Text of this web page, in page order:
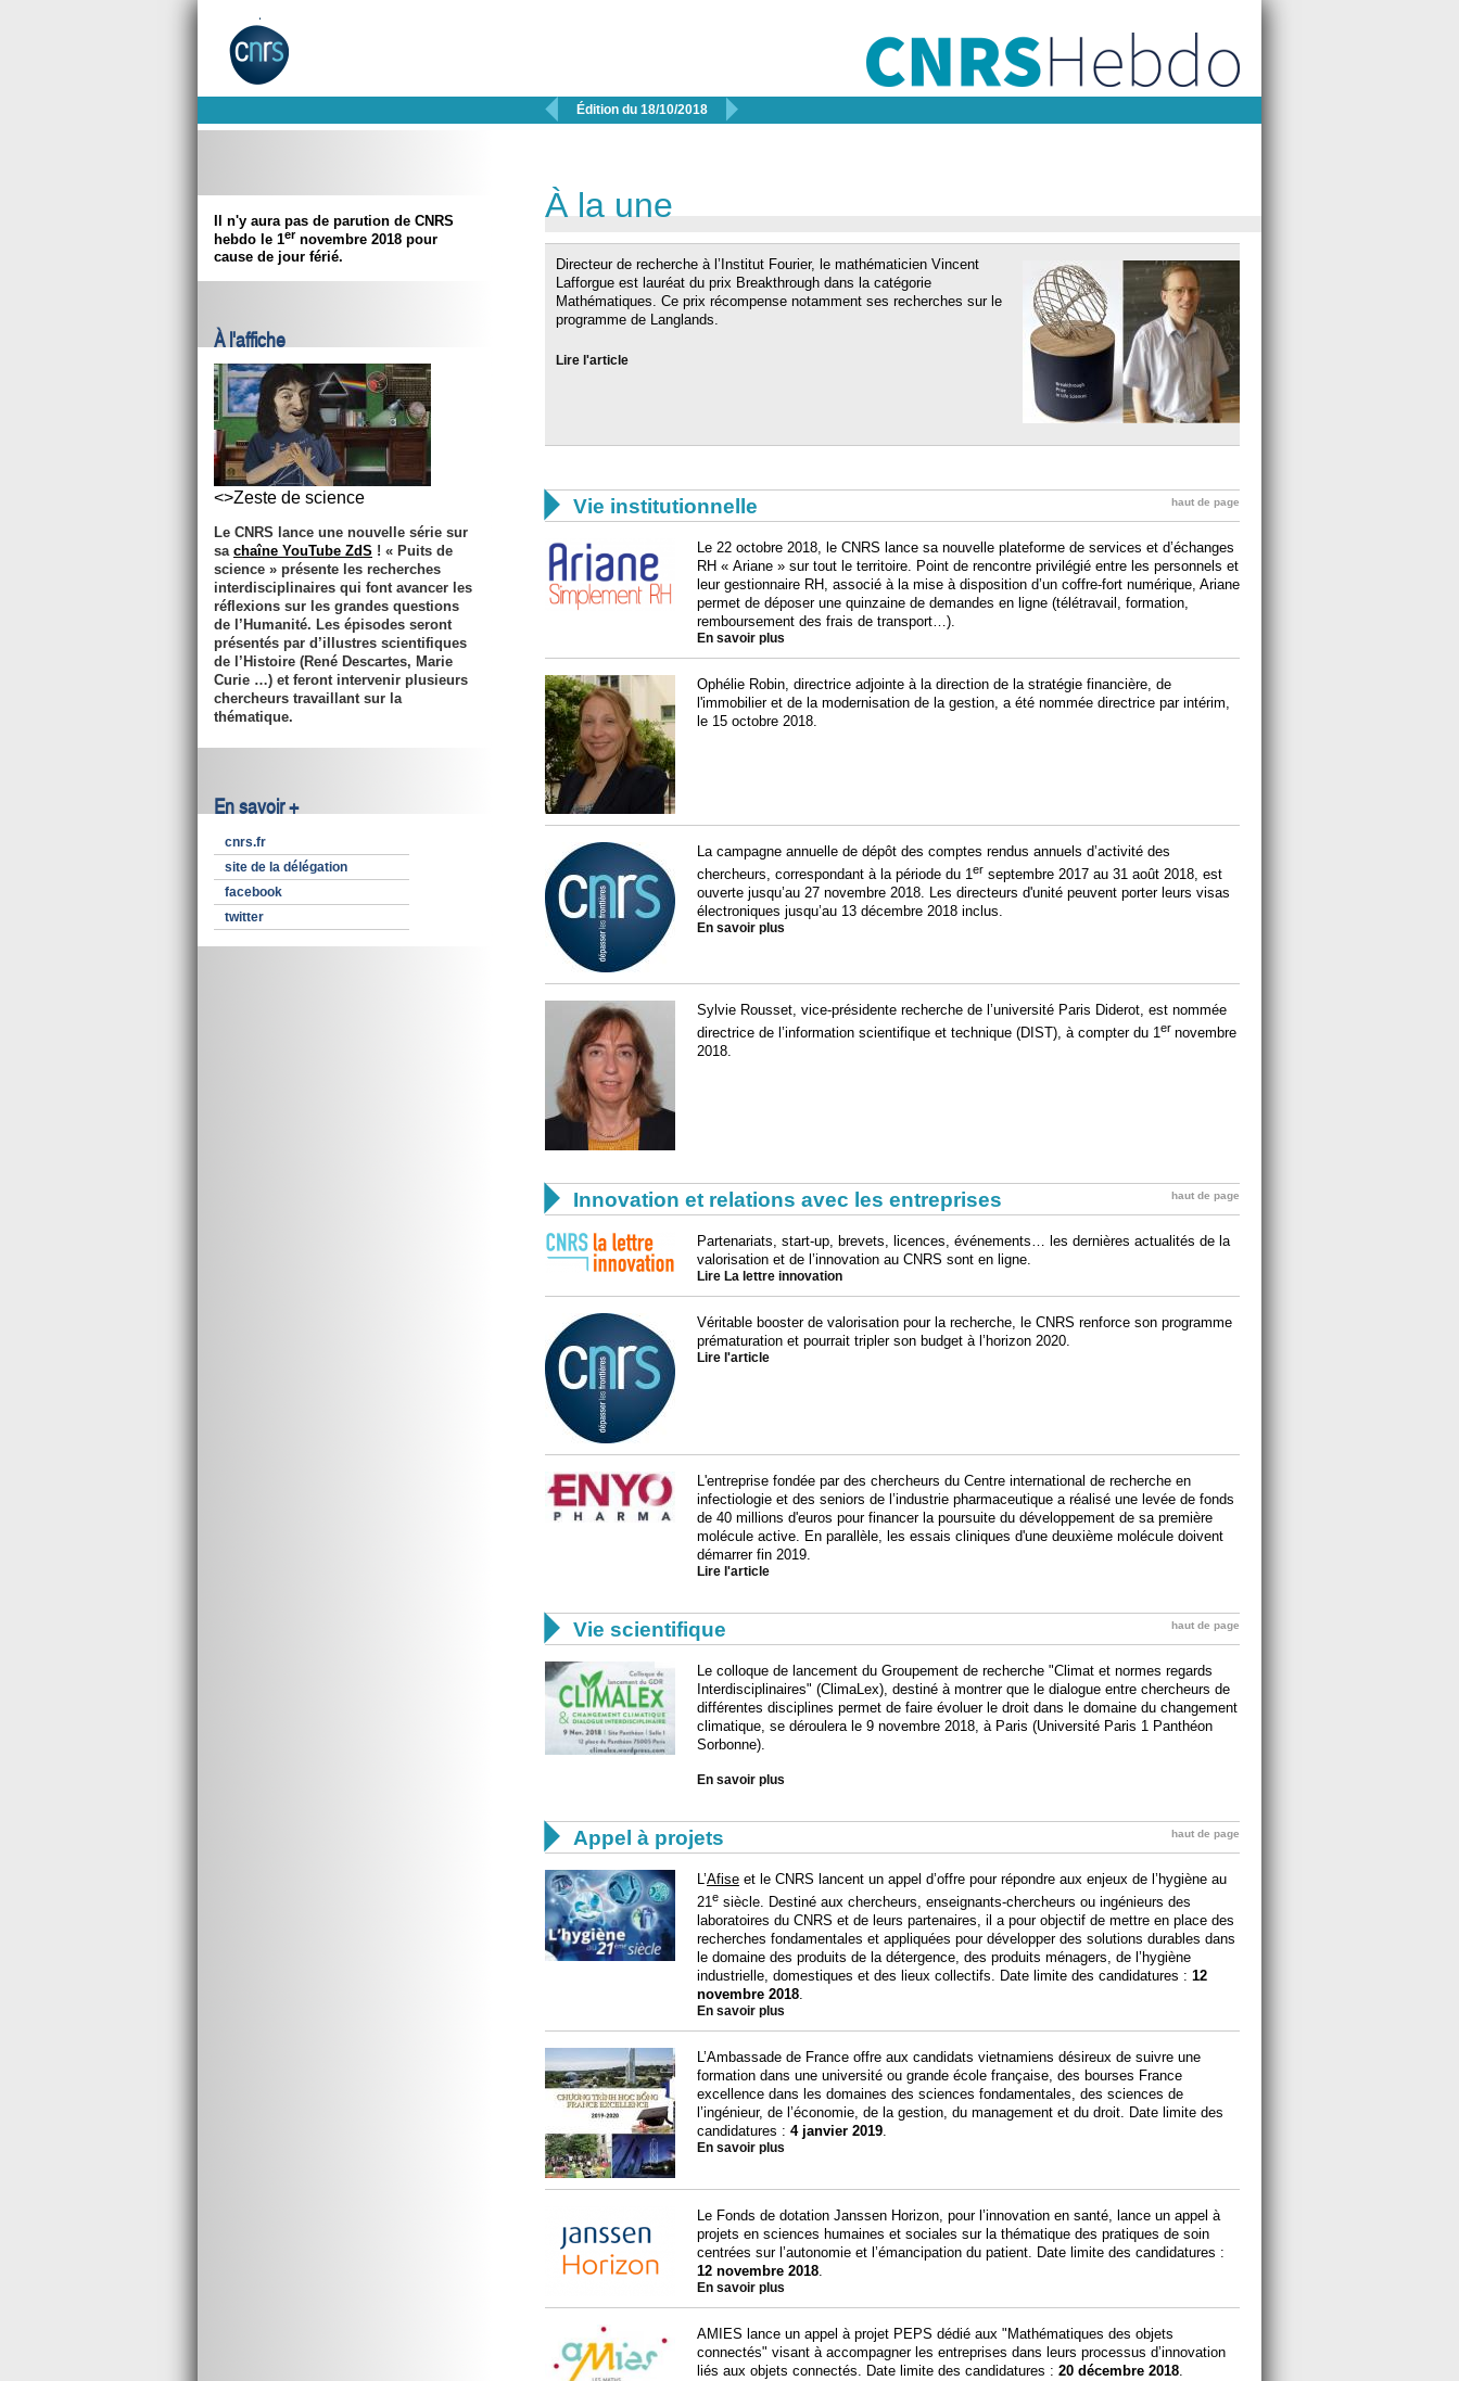
 Édition du 18/10/2018 
Il n'y aura pas de parution de CNRS
hebdo le 1er novembre 2018 pour
cause de jour férié.
À l'affiche
<>Zeste de science
Le CNRS lance une nouvelle série sur
sa chaîne YouTube ZdS ! « Puits de
science » présente les recherches
interdisciplinaires qui font avancer les
réflexions sur les grandes questions
de l’Humanité. Les épisodes seront
présentés par d’illustres scientifiques
de l’Histoire (René Descartes, Marie
Curie …) et feront intervenir plusieurs
chercheurs travaillant sur la
thématique.
En savoir +
cnrs.fr
site de la délégation
facebook
twitter
À la une
Directeur de recherche à l’Institut Fourier, le mathématicien Vincent
Lafforgue est lauréat du prix Breakthrough dans la catégorie
Mathématiques. Ce prix récompense notamment ses recherches sur le
programme de Langlands.
Lire l'article
 Vie institutionnelle haut de page
Le 22 octobre 2018, le CNRS lance sa nouvelle plateforme de services et d’échanges
RH « Ariane » sur tout le territoire. Point de rencontre privilégié entre les personnels et
leur gestionnaire RH, associé à la mise à disposition d’un coffre-fort numérique, Ariane
permet de déposer une quinzaine de demandes en ligne (télétravail, formation,
remboursement des frais de transport…).
En savoir plus
Ophélie Robin, directrice adjointe à la direction de la stratégie financière, de
l'immobilier et de la modernisation de la gestion, a été nommée directrice par intérim,
le 15 octobre 2018.
La campagne annuelle de dépôt des comptes rendus annuels d’activité des
chercheurs, correspondant à la période du 1er septembre 2017 au 31 août 2018, est
ouverte jusqu’au 27 novembre 2018. Les directeurs d'unité peuvent porter leurs visas
électroniques jusqu’au 13 décembre 2018 inclus.
En savoir plus
Sylvie Rousset, vice-présidente recherche de l’université Paris Diderot, est nommée
directrice de l’information scientifique et technique (DIST), à compter du 1er novembre
2018.
 Innovation et relations avec les entreprises haut de page
Partenariats, start-up, brevets, licences, événements… les dernières actualités de la
valorisation et de l’innovation au CNRS sont en ligne.
Lire La lettre innovation
Véritable booster de valorisation pour la recherche, le CNRS renforce son programme
prématuration et pourrait tripler son budget à l’horizon 2020.
Lire l'article
L'entreprise fondée par des chercheurs du Centre international de recherche en
infectiologie et des seniors de l’industrie pharmaceutique a réalisé une levée de fonds
de 40 millions d'euros pour financer la poursuite du développement de sa première
molécule active. En parallèle, les essais cliniques d'une deuxième molécule doivent
démarrer fin 2019.
Lire l'article
 Vie scientifique haut de page
Le colloque de lancement du Groupement de recherche "Climat et normes regards
Interdisciplinaires" (ClimaLex), destiné à montrer que le dialogue entre chercheurs de
différentes disciplines permet de faire évoluer le droit dans le domaine du changement
climatique, se déroulera le 9 novembre 2018, à Paris (Université Paris 1 Panthéon
Sorbonne).
En savoir plus
 Appel à projets haut de page
L’Afise et le CNRS lancent un appel d’offre pour répondre aux enjeux de l’hygiène au
21e siècle. Destiné aux chercheurs, enseignants-chercheurs ou ingénieurs des
laboratoires du CNRS et de leurs partenaires, il a pour objectif de mettre en place des
recherches fondamentales et appliquées pour développer des solutions durables dans
le domaine des produits de la détergence, des produits ménagers, de l’hygiène
industrielle, domestiques et des lieux collectifs. Date limite des candidatures : 12
novembre 2018.
En savoir plus
L’Ambassade de France offre aux candidats vietnamiens désireux de suivre une
formation dans une université ou grande école française, des bourses France
excellence dans les domaines des sciences fondamentales, des sciences de
l’ingénieur, de l’économie, de la gestion, du management et du droit. Date limite des
candidatures : 4 janvier 2019.
En savoir plus
Le Fonds de dotation Janssen Horizon, pour l’innovation en santé, lance un appel à
projets en sciences humaines et sociales sur la thématique des pratiques de soin
centrées sur l’autonomie et l’émancipation du patient. Date limite des candidatures :
12 novembre 2018.
En savoir plus
AMIES lance un appel à projet PEPS dédié aux "Mathématiques des objets
connectés" visant à accompagner les entreprises dans leurs processus d’innovation
liés aux objets connectés. Date limite des candidatures : 20 décembre 2018.